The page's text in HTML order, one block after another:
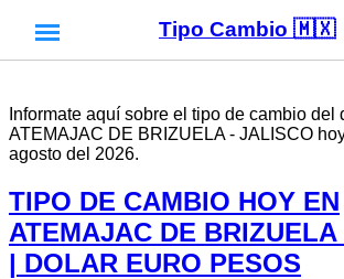
Tipo Cambio 🇲🇽
Informate aquí sobre el tipo de cambio del
ATEMAJAC DE BRIZUELA - JALISCO
agosto del 2026.
TIPO DE CAMBIO HOY EN
ATEMAJAC DE
| DOLAR EURO PESOS